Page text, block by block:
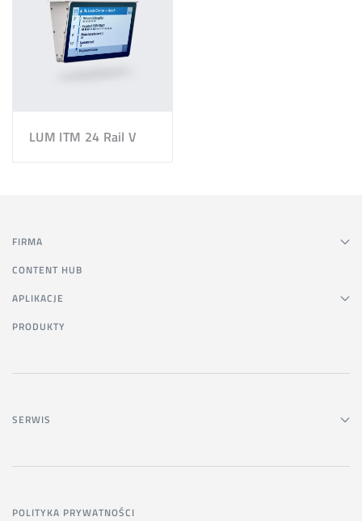
LUM ITM 24 Rail V
FIRMA
CONTENT HUB
APLIKACJE
PRODUKTY
SERWIS
POLITYKA PRYWATNOŚCI